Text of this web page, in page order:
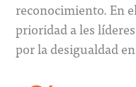
reconocimiento. En
prioridad a les
por la desigualdad